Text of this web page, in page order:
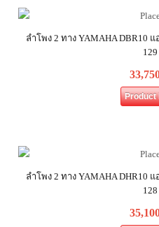
ลำโพง 2 ทาง YAMAHA DBR10
Product
ลำโพง 2 ทาง YAMAHA DHR10